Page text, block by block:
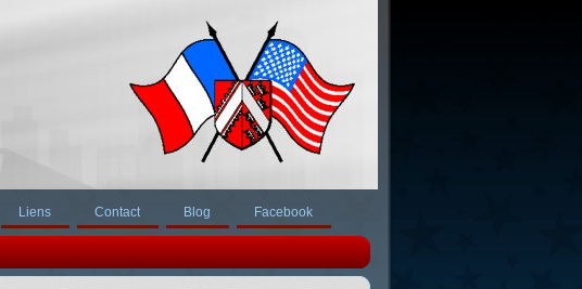
Liens Contact Blog Facebook